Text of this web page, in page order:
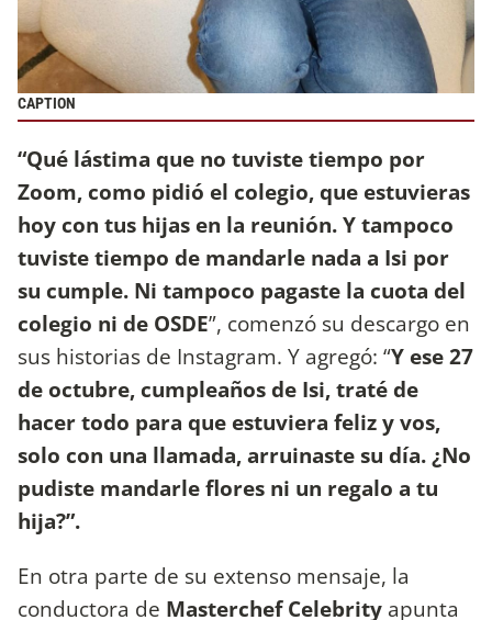
CAPTION
“Qué lástima que no tuviste tiempo por
Zoom, como pidió el colegio, que estuvieras
hoy con tus hijas en la reunión. Y tampoco
tuviste tiempo de mandarle nada a Isi por
su cumple. Ni tampoco pagaste la cuota del
colegio ni de OSDE”, comenzó su descargo en
sus historias de Instagram. Y agregó: “Y ese 27
de octubre, cumpleaños de Isi, traté de
hacer todo para que estuviera feliz y vos,
solo con una llamada, arruinaste su día. ¿No
pudiste mandarle flores ni un regalo a tu
hija?”.
En otra parte de su extenso mensaje, la
conductora de Masterchef Celebrity apunta